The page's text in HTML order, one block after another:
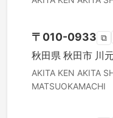
〒 010-0933 ⧉
秋田県 秋田市 川
AKITA KEN AKITA
MATSUOKAMACHI